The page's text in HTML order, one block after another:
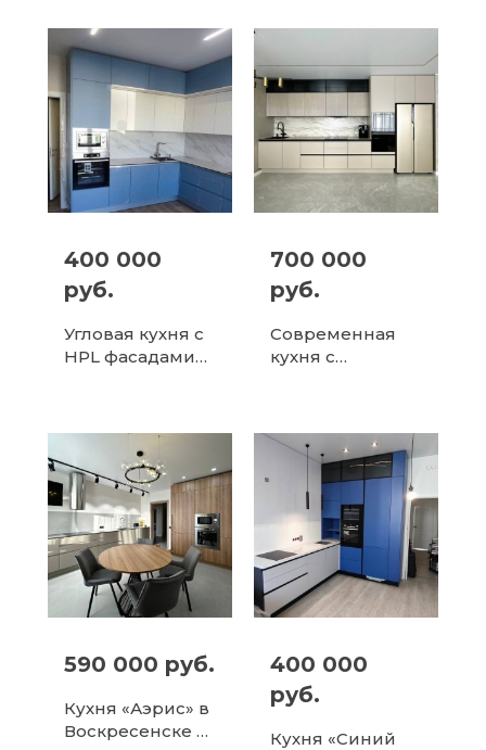
400 000
руб.
Угловая кухня с
HPL фасадами
700 000
руб.
Современная
кухня с
Волоколамске
590 000 руб.
Кухня «Аэрис» в
Воскресенске —
400 000
руб.
Кухня «Синий